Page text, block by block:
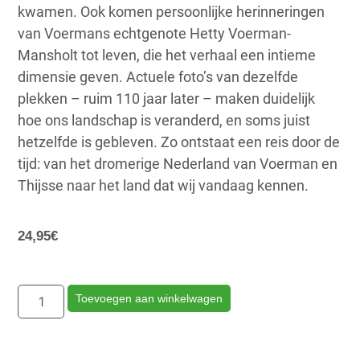
kwamen. Ook komen persoonlijke herinneringen
van Voermans echtgenote Hetty Voerman-
Mansholt tot leven, die het verhaal een intieme
dimensie geven. Actuele foto’s van dezelfde
plekken – ruim 110 jaar later – maken duidelijk
hoe ons landschap is veranderd, en soms juist
hetzelfde is gebleven. Zo ontstaat een reis door de
tijd: van het dromerige Nederland van Voerman en
Thijsse naar het land dat wij vandaag kennen.
24,95€
Toevoegen aan winkelwagen